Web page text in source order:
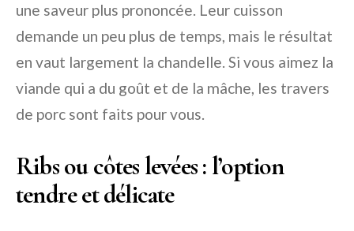
une saveur plus prononcée. Leur cuisson
demande un peu plus de temps, mais le résultat
en vaut largement la chandelle. Si vous aimez la
viande qui a du goût et de la mâche, les travers
de porc sont faits pour vous.
Ribs ou côtes levées : l’option
tendre et délicate